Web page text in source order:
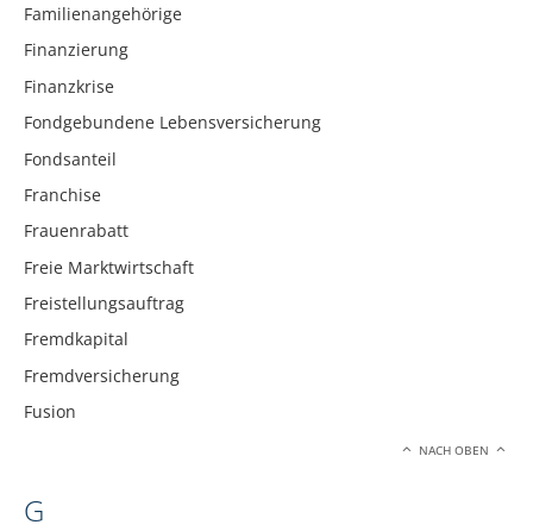
Familienangehörige
Finanzierung
Finanzkrise
Fondgebundene Lebensversicherung
Fondsanteil
Franchise
Frauenrabatt
Freie Marktwirtschaft
Freistellungsauftrag
Fremdkapital
Fremdversicherung
Fusion
NACH OBEN
G